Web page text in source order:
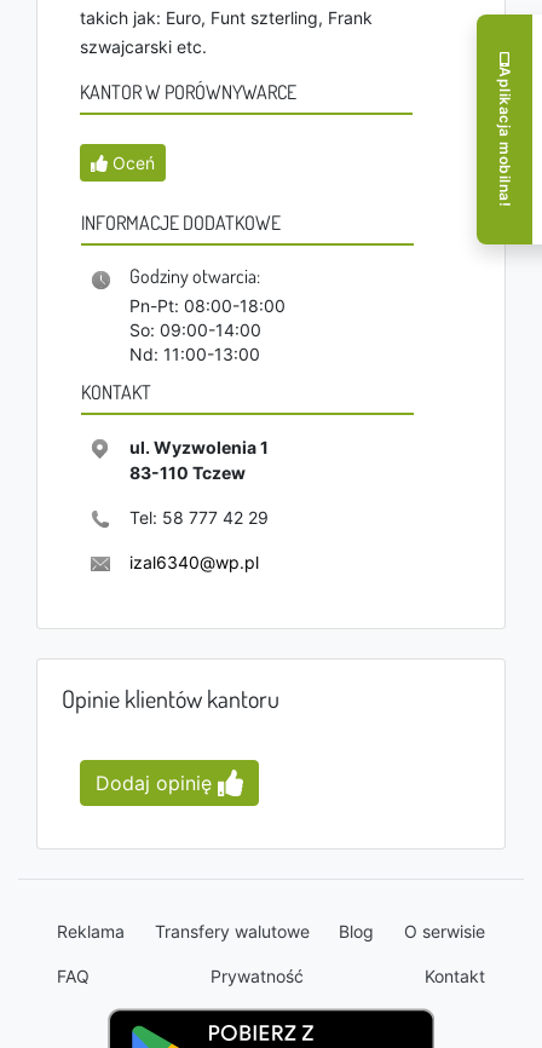
takich jak: Euro, Funt szterling, Frank
szwajcarski etc.
KANTOR W PORÓWNYWARCE
Oceń
INFORMACJE DODATKOWE
Godziny otwarcia:
Pn-Pt: 08:00-18:00
So: 09:00-14:00
Nd: 11:00-13:00
KONTAKT
ul. Wyzwolenia 1
83-110 Tczew
Tel: 58 777 42 29
izal6340@wp.pl
Opinie klientów kantoru
Dodaj opinię
Reklama Transfery walutowe Blog O serwisie
FAQ Prywatność Kontakt
Aplikacja mobilna!